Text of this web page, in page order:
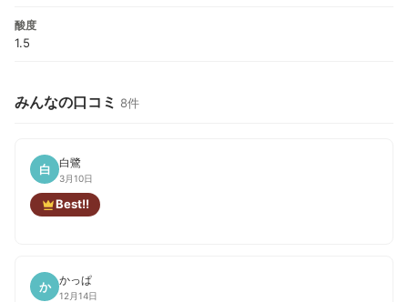
酸度
1.5
みんなの口コミ 8件
白 白鷺
3月10日
Best!!
か かっぱ
12月14日